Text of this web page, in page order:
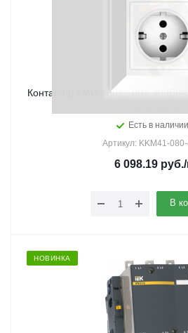
Контактор КМИ-48012 80А 400В/
Есть в
Артикул: KKM41-
6 098.19 руб.
В
НОВИНКА